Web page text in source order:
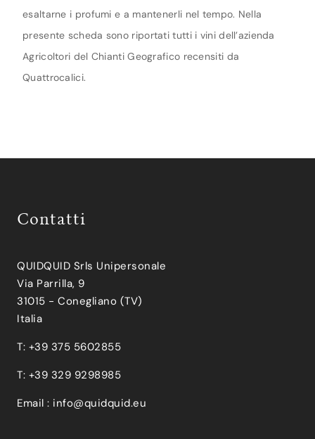
esaltarne i profumi e a mantenerli nel tempo. Nella
presente scheda sono riportati tutti i vini dell’azienda
Agricoltori del Chianti Geografico recensiti da
Quattrocalici.
Contatti
QUIDQUID Srls Unipersonale
Via Parrilla, 9
31015 - Conegliano (TV)
Italia
T: +39 375 5602855
T: +39 329 9298985
Email : info@quidquid.eu